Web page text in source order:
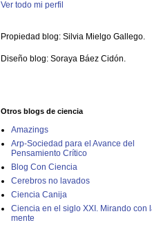
Ver todo mi perfil
Propiedad blog: Silvia Mielgo Gallego.
Diseño blog: Soraya Báez Cidón.
Otros blogs de ciencia
Amazings
Arp-Sociedad para el Avance del
Pensamiento Crítico
Blog Con Ciencia
Cerebros no lavados
Ciencia Canija
Ciencia en el siglo XXI. Mirando con
mente